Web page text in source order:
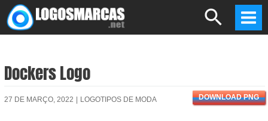
Skip
to
Search
Dockers Logo
27 DE MARÇO, 2022 LOGOTIPOS DE MODA DOWNLOAD PNG